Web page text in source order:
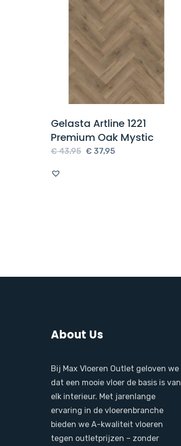
Gelasta Artline 1221
Premium Oak Mystic
€43,95 Oorspronkelijke
€ 37,95
About Us
Bij Max Vloeren Outlet geloven we
dat een mooie vloer de basis is van
elk interieur. Met jarenlange
ervaring in de vloerenbranche
bieden we A-kwaliteit vloeren
tegen outletprijzen – zonder